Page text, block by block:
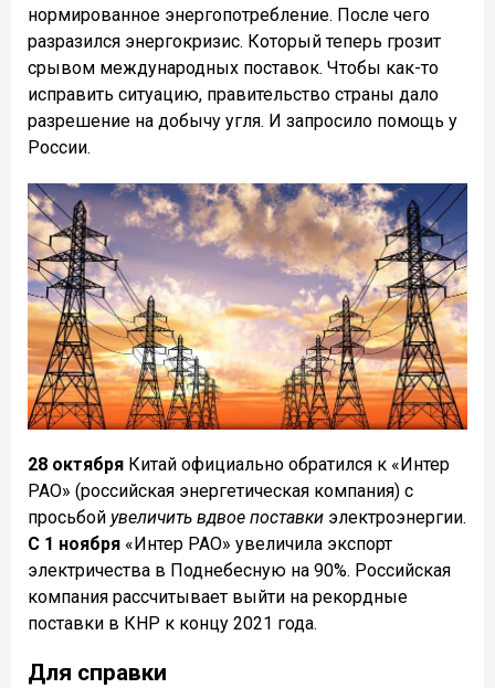
нормированное энергопотребление. После чего
разразился энергокризис. Который теперь грозит
срывом международных поставок. Чтобы как-то
исправить ситуацию, правительство страны дало
разрешение на добычу угля. И запросило помощь у
России.
28 октября Китай официально обратился к «Интер
РАО» (российская энергетическая компания) с
просьбой увеличить вдвое поставки электроэнергии.
С 1 ноября «Интер РАО» увеличила экспорт
электричества в Поднебесную на 90%. Российская
компания рассчитывает выйти на рекордные
поставки в КНР к концу 2021 года.
Для справки